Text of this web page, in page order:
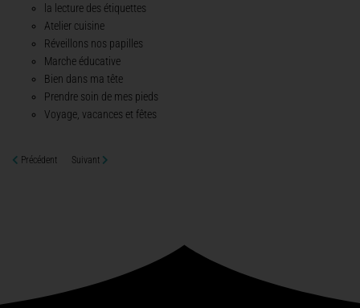
la lecture des étiquettes
Atelier cuisine
Réveillons nos papilles
Marche éducative
Bien dans ma tête
Prendre soin de mes pieds
Voyage, vacances et fêtes
Précédent Suivant